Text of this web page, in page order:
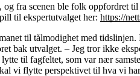
fra scenen ble folk oppfordret til
til ekspertutvalget her: https://
til tålmodighet med
bak utvalget. – Jeg tror ikke
til fagfeltet, som var nær
vi flytte perspektivet til hva vi